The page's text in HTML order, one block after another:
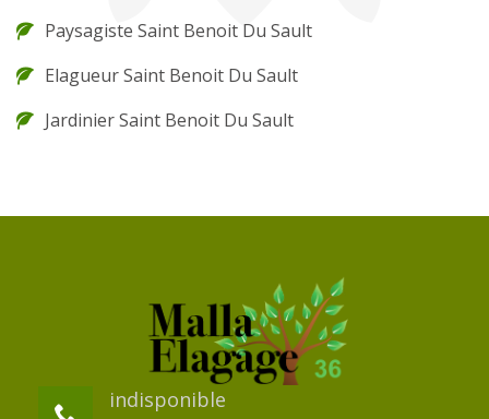
Paysagiste Saint Benoit Du Sault
Elagueur Saint Benoit Du Sault
Jardinier Saint Benoit Du Sault
indisponible